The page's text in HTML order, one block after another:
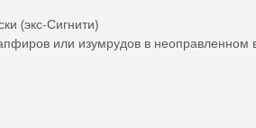
(экс-Сигнити)
или изумрудов в неоправленном